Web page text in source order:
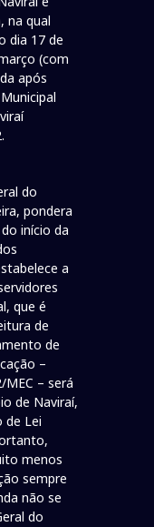
na qual
dia 17 de
(com
após
do
pondera
início da
a
que é
de
de
–
– será
de Naviraí,
de Lei
menos
sempre
não se
do